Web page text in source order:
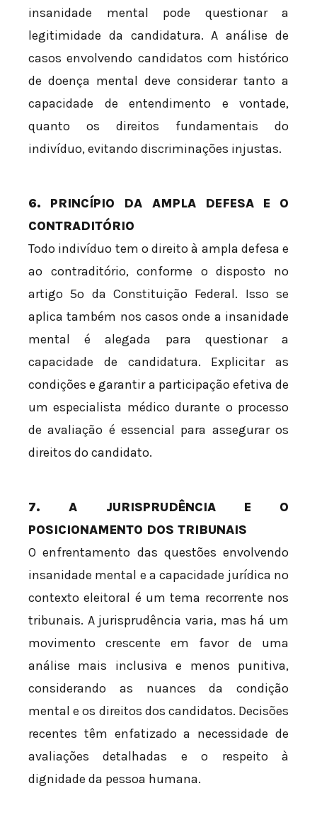
insanidade mental pode questionar a
legitimidade da candidatura. A análise de
casos envolvendo candidatos com histórico
de doença mental deve considerar tanto a
capacidade de entendimento e vontade,
quanto os direitos fundamentais do
indivíduo, evitando discriminações injustas.
6. PRINCÍPIO DA AMPLA DEFESA E O
CONTRADITÓRIO
Todo indivíduo tem o direito à ampla defesa e
ao contraditório, conforme o disposto no
artigo 5º da Constituição Federal. Isso se
aplica também nos casos onde a insanidade
mental é alegada para questionar a
capacidade de candidatura. Explicitar as
condições e garantir a participação efetiva de
um especialista médico durante o processo
de avaliação é essencial para assegurar os
direitos do candidato.
7. A JURISPRUDÊNCIA E O
POSICIONAMENTO DOS TRIBUNAIS
O enfrentamento das questões envolvendo
insanidade mental e a capacidade jurídica no
contexto eleitoral é um tema recorrente nos
tribunais. A jurisprudência varia, mas há um
movimento crescente em favor de uma
análise mais inclusiva e menos punitiva,
considerando as nuances da condição
mental e os direitos dos candidatos. Decisões
recentes têm enfatizado a necessidade de
avaliações detalhadas e o respeito à
dignidade da pessoa humana.